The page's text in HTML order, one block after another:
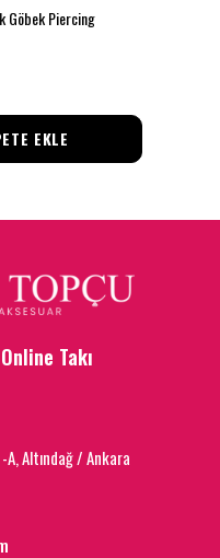
Göbek Piercing
EKLE
Takı
Altındağ / Ankara